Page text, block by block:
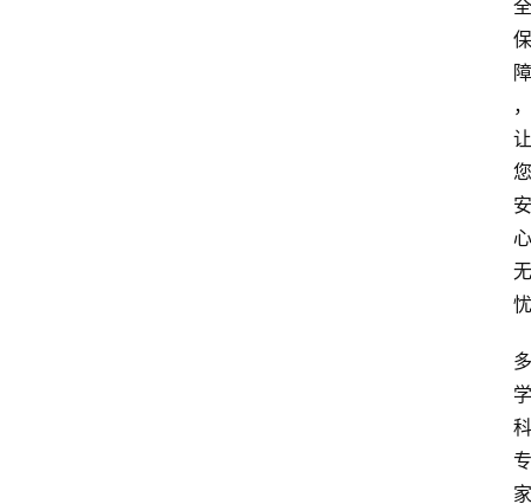
全
保
障
，
让
您
安
心
无
忧
多
学
科
专
家